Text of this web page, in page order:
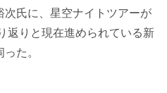
氏に、星空ナイトツアーが
返りと現在進められている新
た。